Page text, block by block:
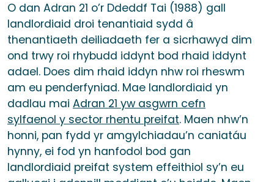
O dan Adran 21 o’r Ddeddf Tai (1988) gall
landlordiaid droi tenantiaid sydd â
thenantiaeth deiliadaeth fer a sicrhawyd dim
ond trwy roi rhybudd iddynt bod rhaid iddynt
adael. Does dim rhaid iddyn nhw roi rheswm
am eu penderfyniad. Mae landlordiaid yn
dadlau mai Adran 21 yw asgwrn cefn
sylfaenol y sector rhentu preifat. Maen nhw’n
honni, pan fydd yr amgylchiadau’n caniatáu
hynny, ei fod yn hanfodol bod gan
landlordiaid preifat system effeithiol sy’n eu